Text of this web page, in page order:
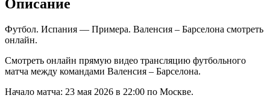
Описание
Футбол. Испания — Примера. Валенсия – Барселона смотреть
онлайн.
Смотреть онлайн прямую видео трансляцию футбольного
матча между командами Валенсия – Барселона.
Начало матча: 23 мая 2026 в 22:00 по Москве.